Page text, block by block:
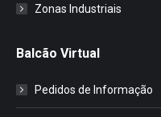
Zonas Industriais
Balcão Virtual
Pedidos de Informação